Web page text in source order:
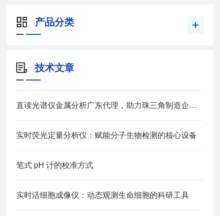
产品分类
技术文章
直读光谱仪金属分析广东代理，助力珠三角制造企业材料质控升级
实时荧光定量分析仪：赋能分子生物检测的核心设备
笔式 pH 计的校准方式
实时活细胞成像仪：动态观测生命细胞的科研工具